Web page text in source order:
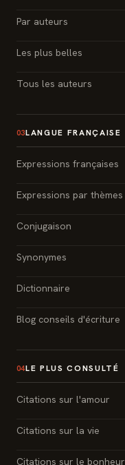
Par auteurs
Les plus belles
Tous les auteurs
03LANGUE FRANÇAISE
Expressions françaises
Expressions par thèmes
Conjugaison
Synonymes
Dictionnaire
Blog conseils d'écriture
04LE PLUS CONSULTÉ
Citations sur l'amour
Citations sur la vie
Citations sur le bonheur